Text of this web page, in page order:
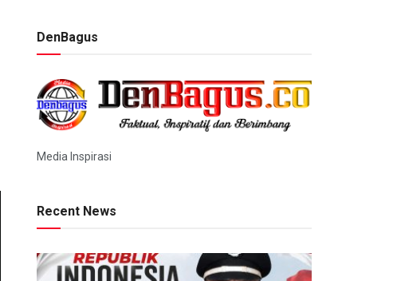
DenBagus
Media Inspirasi
Recent News